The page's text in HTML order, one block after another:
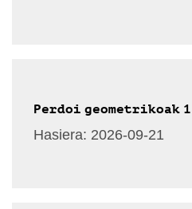
Perdoi geometrikoak
Hasiera: 2026-09-21